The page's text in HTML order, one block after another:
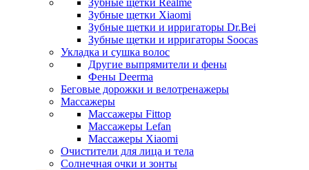
Зубные щетки Realme
Зубные щетки Xiaomi
Зубные щетки и ирригаторы Dr.Bei
Зубные щетки и ирригаторы Soocas
Укладка и сушка волос
Другие выпрямители и фены
Фены Deerma
Беговые дорожки и велотренажеры
Массажеры
Массажеры Fittop
Массажеры Lefan
Массажеры Xiaomi
Очистители для лица и тела
Солнечная очки и зонты